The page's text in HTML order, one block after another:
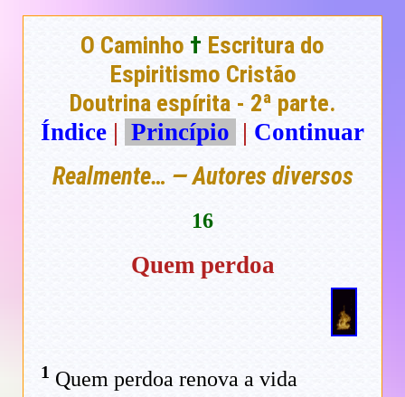
O Caminho † Escritura do
Espiritismo Cristão
Doutrina espírita - 2ª parte.
Índice | Princípio | Continuar
Realmente… — Autores diversos
16
Quem perdoa
1 Quem perdoa renova a vida